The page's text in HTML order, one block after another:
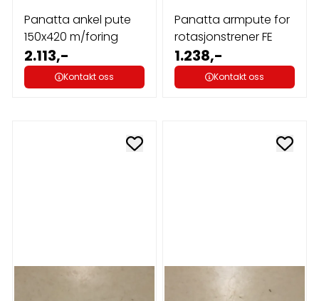
Panatta ankel pute
150x420 m/foring
2.113,-
Kontakt oss
Panatta armpute for
rotasjonstrener FE
1.238,-
Kontakt oss